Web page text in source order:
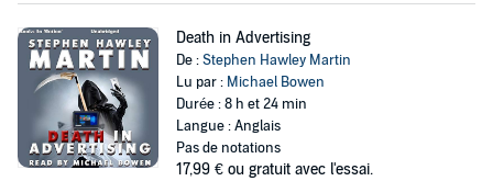
Death in Advertising
De :Stephen Hawley Martin
Lu par : Michael Bowen
Durée : 8 h et 24 min
Langue : Anglais
Pas de notations
17,99 € ou gratuit avec l'essai.